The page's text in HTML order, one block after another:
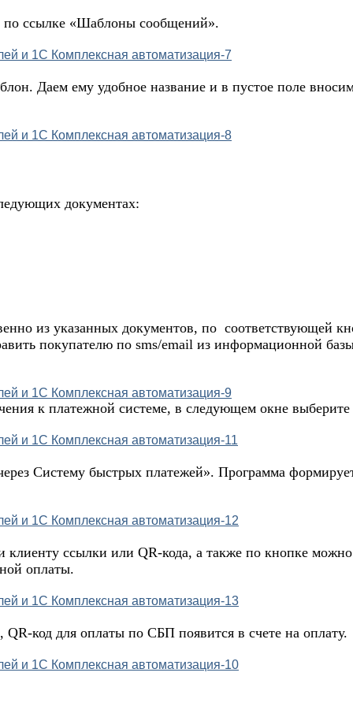
по ссылке «Шаблоны сообщений».
Даем ему удобное название и в пустое поле
документах:
из указанных документов, по соответствующей
покупателю по sms/email из информационной
к платежной системе, в следующем окне
Систему быстрых платежей». Программа
ссылки или QR-кода, а также по кнопке можно
оплаты.
код для оплаты по СБП появится в счете на оплату.